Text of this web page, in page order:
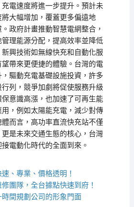
電速度將進一步提升。預計未
大幅增加，覆蓋更多偏遠地
政府計畫推動智慧電網整合，
理能源分配，提高效率並降低
興技術如無線快充和自動化服
帶來更便捷的體驗。台灣的電
驅動充電基礎設施投資，許多
列，競爭加劇將促使服務升級
意識高漲，也加速了可再生能
，例如太陽能充電，減少對傳
而言，高功率直流快充站不僅
是未來交通生態的核心，台灣
電動化時代的全面到來。
速、專業、價格透明！
團隊，全台據點快速到府！
間規劃公司的形象門面